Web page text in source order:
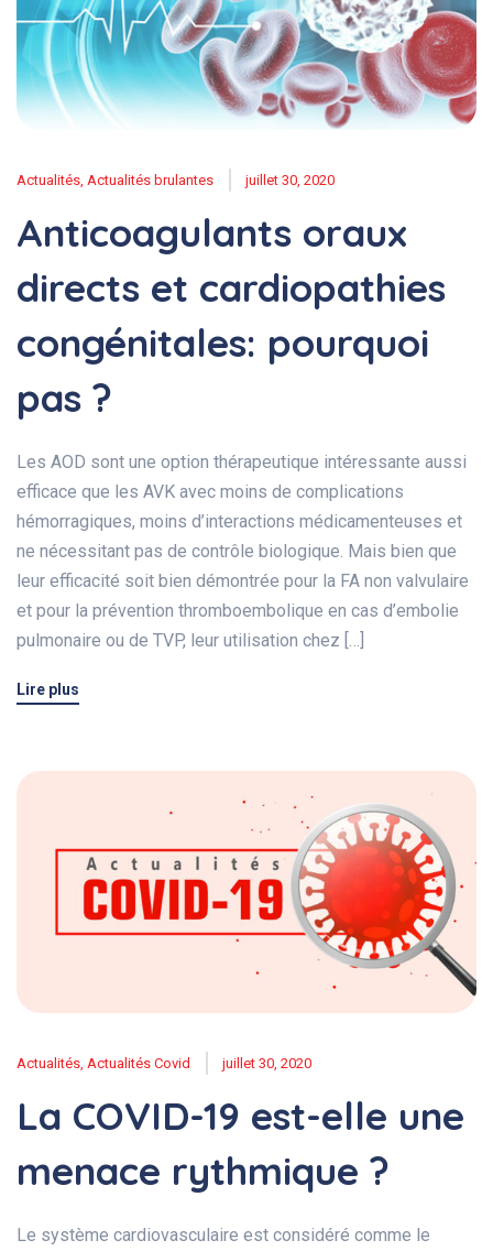
Actualités, Actualités brulantes juillet 30, 2020
Anticoagulants oraux
directs et cardiopathies
congénitales: pourquoi
pas ?
Les AOD sont une option thérapeutique intéressante aussi
efficace que les AVK avec moins de complications
hémorragiques, moins d’interactions médicamenteuses et
ne nécessitant pas de contrôle biologique. Mais bien que
leur efficacité soit bien démontrée pour la FA non valvulaire
et pour la prévention thromboembolique en cas d’embolie
pulmonaire ou de TVP, leur utilisation chez […]
Lire plus
Actualités Actualités Covid juillet 30, 2020
La COVID-19 est-elle une
menace rythmique ?
Le système cardiovasculaire est considéré comme le